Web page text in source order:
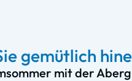
gemütlich
mit der